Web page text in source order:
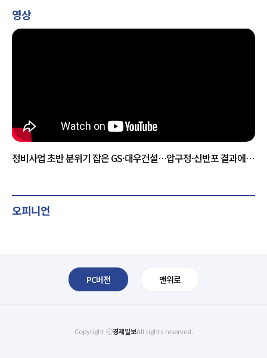
영상
정비사업 초반 분위기 잡은 GS·대우건설…압구정·신반포 결과에
오피니언
PC버전 맨위로
Copyright ⓒ경제일보All rights reserved.